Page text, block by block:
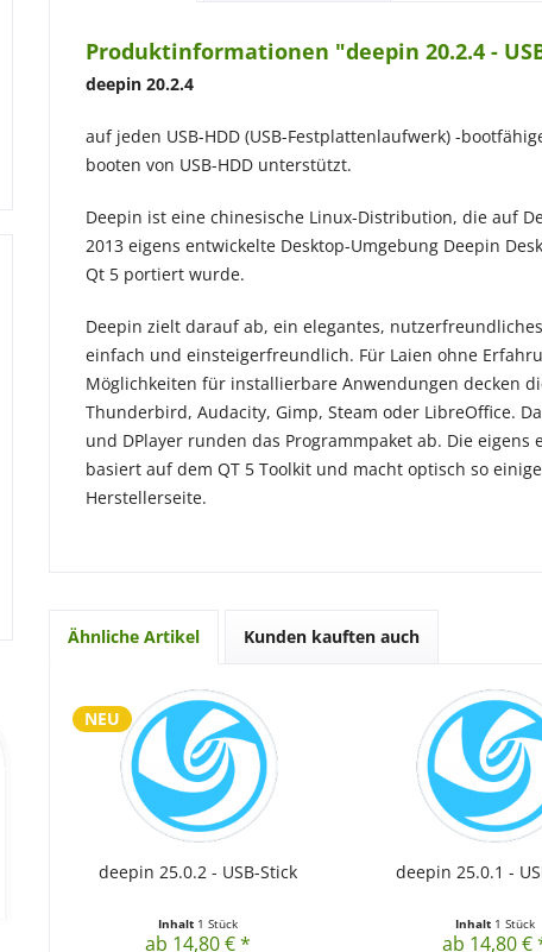
Produktinformationen "deepin 20.2.4 -
deepin 20.2.4
auf jeden USB-HDD (USB-Festplattenlaufwerk) -
booten von USB-HDD unterstützt.
Deepin ist eine chinesische Linux-Distribution, die auf
2013 eigens entwickelte Desktop-Umgebung Deepin
Qt 5 portiert wurde.
Deepin zielt darauf ab, ein elegantes,
einfach und einsteigerfreundlich. Für Laien ohne
Möglichkeiten für installierbare Anwendungen decken
Thunderbird, Audacity, Gimp, Steam oder LibreOffice.
und DPlayer runden das Programmpaket ab. Die
basiert auf dem QT 5 Toolkit und macht optisch so
Herstellerseite.
Ähnliche Artikel Kunden kauften auch
NEU
deepin 25.0.2 - USB-Stick
Inhalt 1 Stück
ab 14,80 € *
deepin 25.0.1 -
Inhalt 1 Stück
ab 14,80 €